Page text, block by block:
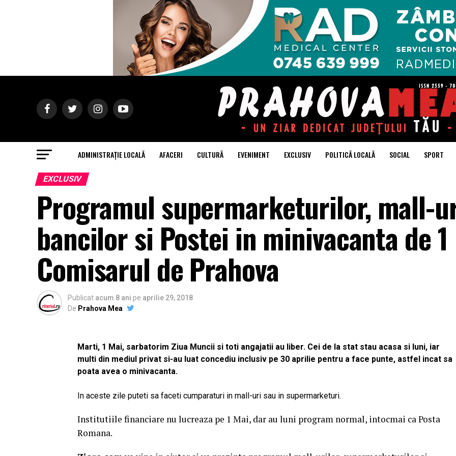
ADMINISTRAȚIE LOCALĂ AFACERI CULTURĂ EVENIMENT EXCLUSIV POLITICĂ LOCALĂ SOCIAL SPORT
EXCLUSIV
Programul supermarketurilor, mall-
bancilor si Postei in minivacanta de
Comisarul de Prahova
Publicat acum 8 ani pe aprilie 29, 2018
De Prahova Mea
Marti, 1 Mai, sarbatorim Ziua Muncii si toti angajatii au liber. Cei de la stat stau acasa si luni, iar
multi din mediul privat si-au luat concediu inclusiv pe 30 aprilie pentru a face punte, astfel incat sa
poata avea o minivacanta.
In aceste zile puteti sa faceti cumparaturi in mall-uri sau in supermarketuri.
Institutiile financiare nu lucreaza pe 1 Mai, dar au luni program normal, intocmai ca Posta
Romana.